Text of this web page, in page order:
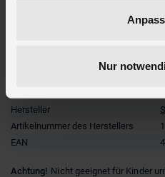
Nur
Hersteller
Artikelnummer des Herstellers
EAN
Achtung! Nicht geeignet für Kinder